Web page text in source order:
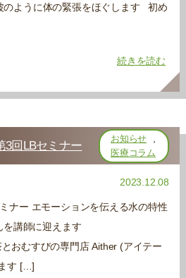
のように体の緊張をほぐします 初め
続きを読む
回LBセミナー
お知らせ
医療コラム
2023.12.08
ナー エモーションを伝える水の特性
を講師に迎えます
おむすびの専門店 Aither (アイテー
す […]